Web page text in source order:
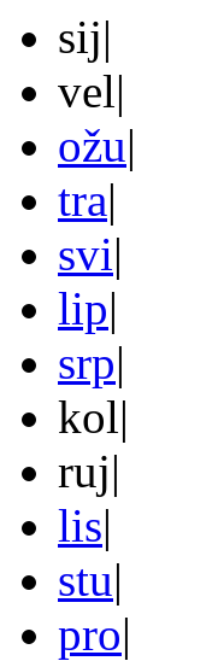
sij|
vel|
ožu|
tra|
svi|
lip|
srp|
kol|
ruj|
lis|
stu|
pro|